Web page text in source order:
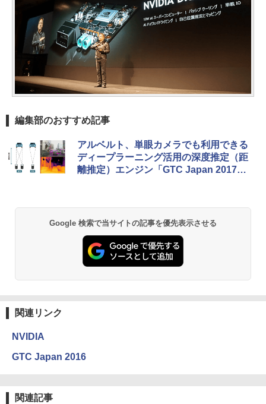
編集部のおすすめ記事
アルベルト、単眼カメラでも利用できる
ディープラーニング活用の深度推定（距
離推定）エンジン「GTC Japan 2017」
Google 検索で当サイトの記事を優先表示させる
関連リンク
NVIDIA
GTC Japan 2016
関連記事